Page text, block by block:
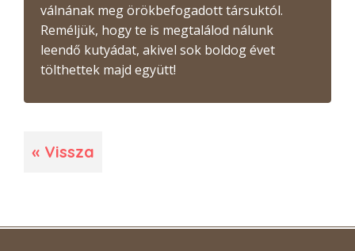
válnának meg örökbefogadott társuktól.
Reméljük, hogy te is megtalálod nálunk
leendő kutyádat, akivel sok boldog évet
tölthettek majd együtt!
« Vissza